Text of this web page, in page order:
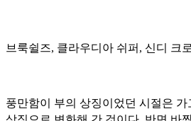
브룩쉴즈, 클라우디아 쉬퍼, 신디 크
풍만함이 부의 상징이었던 시절은